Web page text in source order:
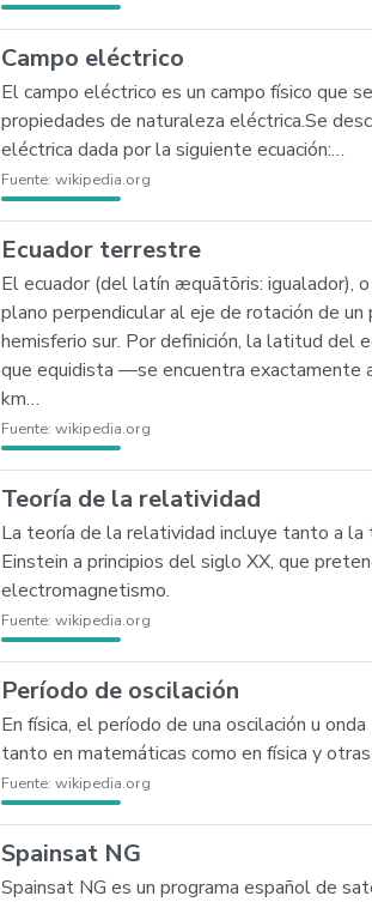
Campo eléctrico
El campo eléctrico es un campo físico que
propiedades de naturaleza eléctrica.Se
eléctrica dada por la siguiente ecuación:…
Fuente: wikipedia.org
Ecuador terrestre
El ecuador (del latín æquātōris: igualador),
plano perpendicular al eje de rotación de
hemisferio sur. Por definición, la latitud del
que equidista —se encuentra exactamente
km…
Fuente: wikipedia.org
Teoría de la relatividad
La teoría de la relatividad incluye tanto a
Einstein a principios del siglo XX, que
electromagnetismo.
Fuente: wikipedia.org
Período de oscilación
En física, el período de una oscilación u
tanto en matemáticas como en física y
Fuente: wikipedia.org
Spainsat NG
Spainsat NG es un programa español de